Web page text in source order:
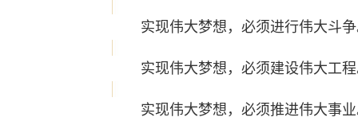
实现伟大梦想，必须进行伟大斗争
实现伟大梦想，必须建设伟大工程
实现伟大梦想，必须推进伟大事业